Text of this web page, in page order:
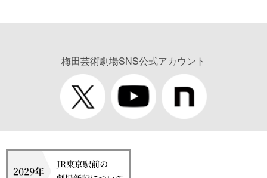
梅田芸術劇場SNS公式アカウント